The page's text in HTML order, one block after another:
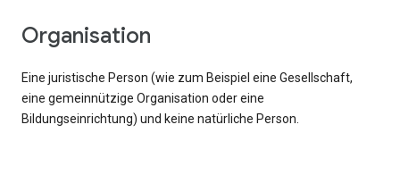
Organisation
Eine juristische Person (wie zum Beispiel eine Gesellschaft,
eine gemeinnützige Organisation oder eine
Bildungseinrichtung) und keine natürliche Person.